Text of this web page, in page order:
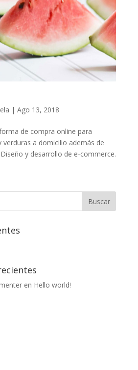
| Ago 13, 2018
de compra online para
verduras a domicilio además de
y desarrollo de e-commerce.
en Hello world!